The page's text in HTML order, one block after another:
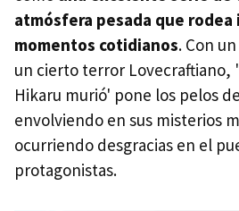
atmósfera pesada que rodea
momentos cotidianos. Con
un cierto terror Lovecraftiano,
Hikaru murió' pone los pelos
envolviendo en sus misterios
ocurriendo desgracias en el
protagonistas.